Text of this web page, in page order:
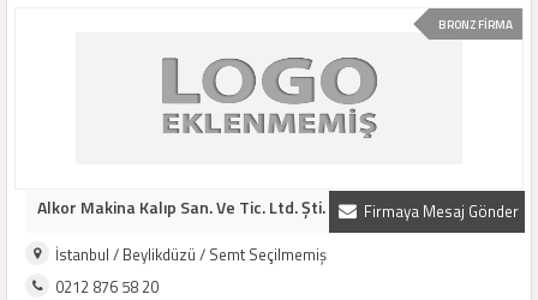
BRONZ FİRMA
Firmaya Mesaj Gönder
Alkor Makina Kalıp San. Ve Tic. Ltd. Şti.
İstanbul / Beylikdüzü / Semt Seçilmemiş
0212 876 58 20